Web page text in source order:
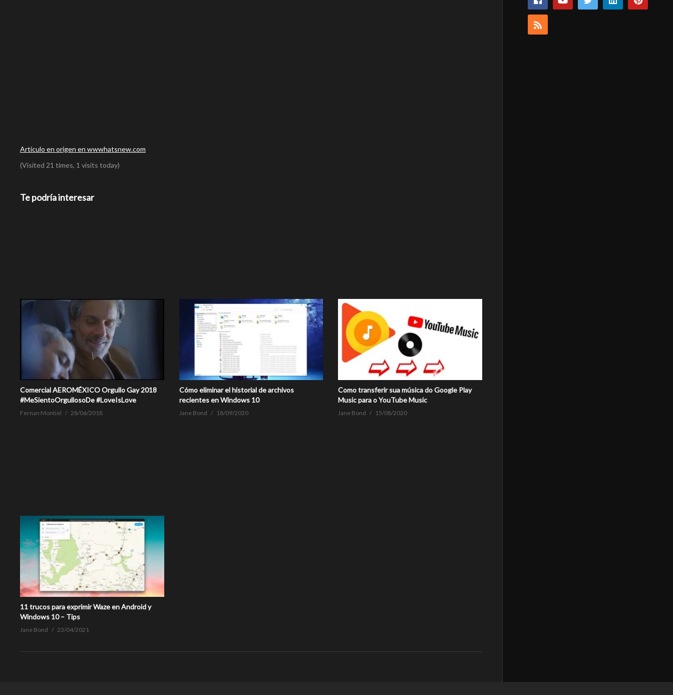
Articulo en origen en wwwhatsnew.com
(Visited 21 times, 1 visits today)
Te podría interesar
Comercial AEROMÉXICO Orgullo Gay 2018
#MeSientoOrgullosoDe #LoveIsLove
Fernan Montiel 28/06/2018
Cómo eliminar el historial de archivos
recientes en Windows 10
Jane Bond 18/09/2020
Como transferir sua música do Google Play
Music para o YouTube Music
Jane Bond 15/08/2020
11 trucos para exprimir Waze en Android y
Windows 10 – Tips
Jane Bond 23/04/2021